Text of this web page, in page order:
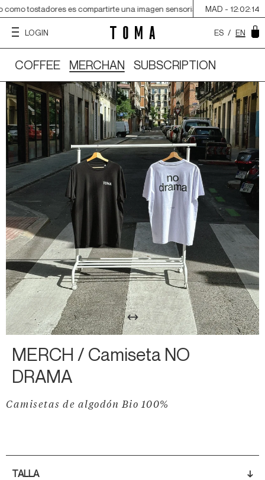
tostadores es compartirte una imagen sensorial del origen,
MAD - 12:02:15
LOGIN ES / EN
COFFEE MERCHAN SUBSCRIPTION
↔
MERCH / Camiseta NO
DRAMA
Camisetas de algodón Bio 100%
TALLA ↓